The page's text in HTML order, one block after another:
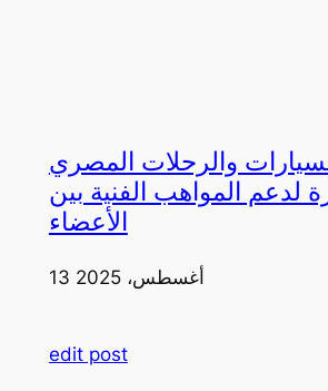
والرحلات المصري
لدعم المواهب الفنية بين
الأعضاء
13 أغسطس، 2025
edit post